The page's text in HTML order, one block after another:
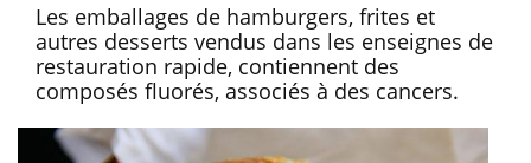
Les emballages de hamburgers, frites et
autres desserts vendus dans les enseignes de
restauration rapide, contiennent des
composés fluorés, associés à des cancers.